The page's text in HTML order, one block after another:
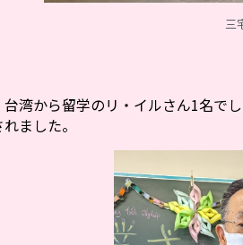
三
湾から留学のリ・イルさん1名で
ました。